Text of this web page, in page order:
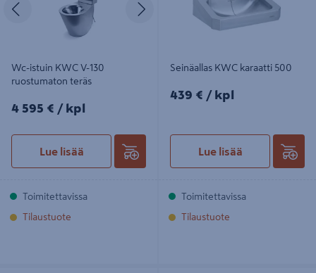
Wc-istuin KWC V-130
ruostumaton teräs
4595€/kpl
4 595 € / kpl
Lue lisää
Toimitettavissa
Tilaustuote
Seinäallas KWC karaatti 500
439€/kpl
439 € / kpl
Lue lisää
Toimitettavissa
Tilaustuote